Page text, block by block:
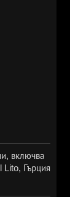
включва
Lito, Гърция